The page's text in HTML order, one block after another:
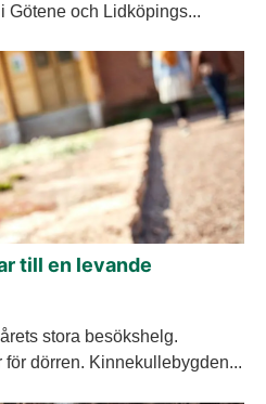
Götene och Lidköpings...
till en levande
stora besökshelg.
dörren. Kinnekullebygden...